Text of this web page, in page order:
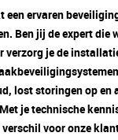
een ervaren
Ben jij de expert die
verzorg je de
lost storingen op en
je technische
voor onze